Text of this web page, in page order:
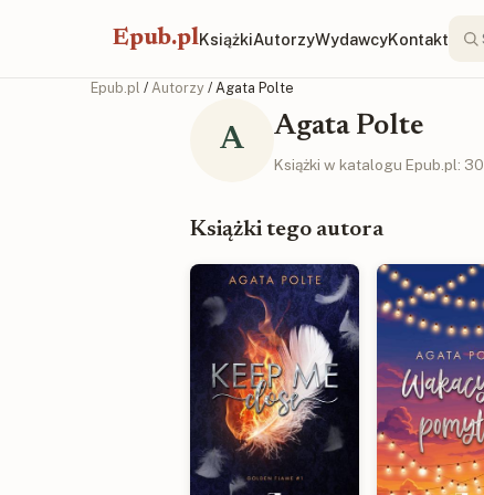
Epub.plKsiążkiAutorzyWydawcyKontakt
Epub.pl / Autorzy / Agata Polte
A Agata Polte
Książki w katalogu Epub.pl: 30
Książki tego autora